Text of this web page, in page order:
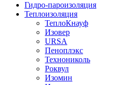
Гидро-пароизоляция
Теплоизоляция
ТеплоКнауф
Изовер
URSA
Пеноплэкс
Технониколь
Роквул
Изомин